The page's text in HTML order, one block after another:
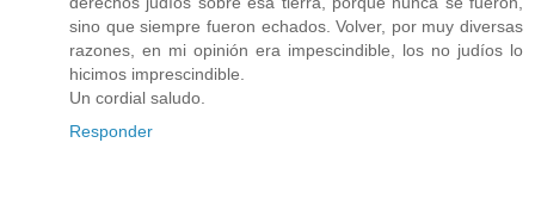
sino que siempre fueron echados. Volver, por muy diversas
razones, en mi opinión era impescindible, los no judíos lo
hicimos imprescindible.
Un cordial saludo.
Responder